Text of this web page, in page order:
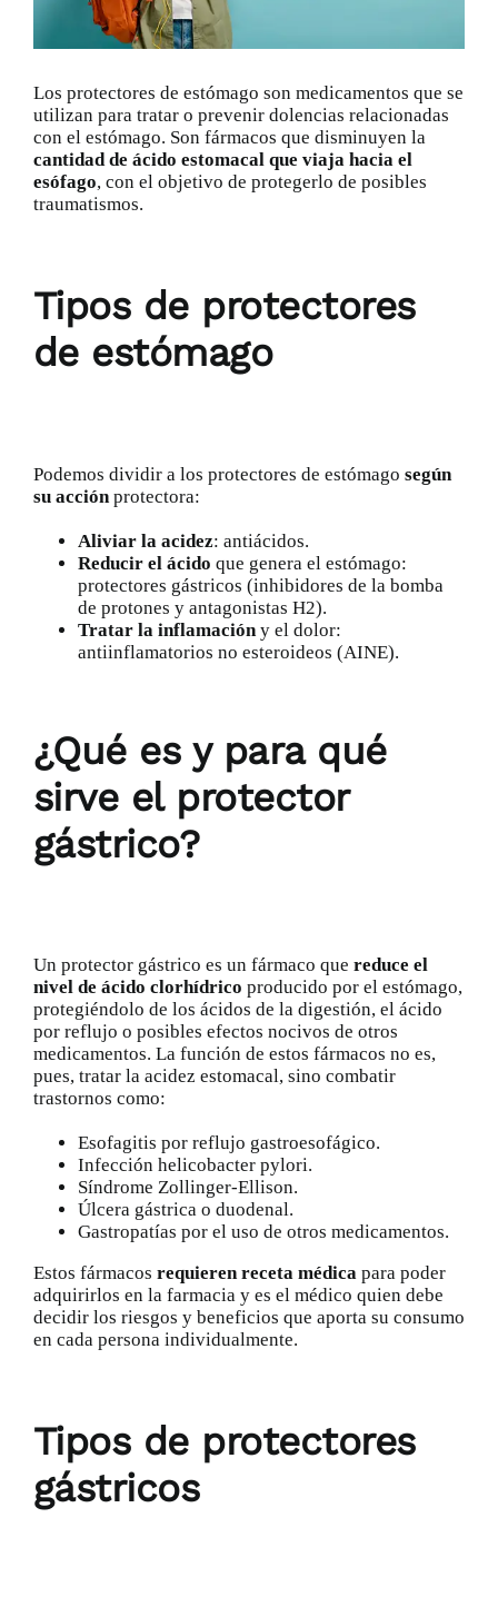
Catálogo
Promociones
Encargo Exprés
Contacto
Los protectores de estómago son medicamentos que se
utilizan para tratar o prevenir dolencias relacionadas
con el estómago. Son fármacos que disminuyen la
cantidad de ácido estomacal que viaja hacia el
esófago, con el objetivo de protegerlo de posibles
traumatismos.
Tipos de protectores
de estómago
Podemos dividir a los protectores de estómago según
su acción protectora:
Aliviar la acidez: antiácidos.
Reducir el ácido que genera el estómago:
protectores gástricos (inhibidores de la bomba
de protones y antagonistas H2).
Tratar la inflamación y el dolor:
antiinflamatorios no esteroideos (AINE).
¿Qué es y para qué
sirve el protector
gástrico?
Un protector gástrico es un fármaco que reduce el
nivel de ácido clorhídrico producido por el estómago,
protegiéndolo de los ácidos de la digestión, el ácido
por reflujo o posibles efectos nocivos de otros
medicamentos. La función de estos fármacos no es,
pues, tratar la acidez estomacal, sino combatir
trastornos como:
Esofagitis por reflujo gastroesofágico.
Infección helicobacter pylori.
Síndrome Zollinger-Ellison.
Úlcera gástrica o duodenal.
Gastropatías por el uso de otros medicamentos.
Estos fármacos requieren receta médica para poder
adquirirlos en la farmacia y es el médico quien debe
decidir los riesgos y beneficios que aporta su consumo
en cada persona individualmente.
Tipos de protectores
gástricos